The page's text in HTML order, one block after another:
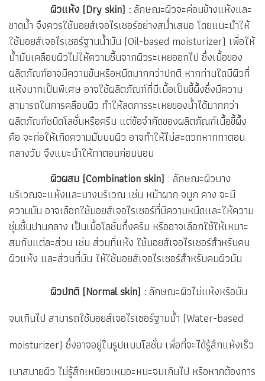
ผิวแห้ง (Dry skin) : ลักษณะผิวจะค่อนข้างแห้งและ
ขาดน้ำ จึงควรใช้มอยส์เจอไรเซอร์อย่างสม่ำเสมอ โดยแนะนำให้
ใช้มอยส์เจอไรเซอร์ฐานน้ำมัน (Oil-based moisturizer) เพื่อให้
น้ำมันเคลือบผิวไม่ให้ความชื้นจากผิวระเหยออกไป ซึ่งเนื้อของ
ผลิตภัณฑ์อาจมีความข้นหรือหนืดมากกว่าปกติ หากท่านใดมีผิวที่
แห้งมากเป็นพิเศษ อาจใช้ผลิตภัณฑ์ที่มีเนื้อเป็นขี้ผึ้งซึ่งมีความ
สามารถในการคลือบผิว ทำให้ลดการระเหยของน้ำได้มากกว่า
ผลิตภัณฑ์ชนิดโลชั่นหรือครีม แต่ข้อจำกัดของผลิตภัณฑ์เนื้อขี้ผึ้ง
คือ จะก่อให้เกิดความมันบนผิว อาจทำให้ไม่สะดวกหากทาตอน
กลางวัน จึงแนะนำให้ทาตอนก่อนนอน
ผิวผสม (Combination skin) : ลักษณะผิวบาง
บริเวณจะแห้งและบางบริเวณ เช่น หน้าผาก จมูก คาง จะมี
ความมัน อาจเลือกใช้มอยส์เจอไรเซอร์ที่มีความหนืดเเละให้ความ
ชุ่มชื้นปานกลาง เป็นเนื้อโลชั่นกึ่งครีม หรืออาจเลือกใช้ให้เหมาะ
สมกับแต่ละส่วน เช่น ส่วนที่แห้ง ใช้มอยส์เจอไรเซอร์สำหรับคน
ผิวแห้ง และส่วนที่มัน ให้ใช้มอยส์เจอไรเซอร์สำหรับคนผิวมัน
ผิวปกติ (Normal skin) : ลักษณะผิวไม่แห้งหรือมัน
จนเกินไป สามารถใช้มอยส์เจอไรเซอร์ฐานน้ำ (Water-based
moisturizer) ซึ่งอาจอยู่ในรูปแบบโลชั่น เพื่อที่จะได้รู้สึกแห้งเร็ว
เบาสบายผิว ไม่รู้สึกเหนียวเหนอะหนะจนเกินไป หรือหากต้องการ